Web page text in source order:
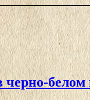
белом